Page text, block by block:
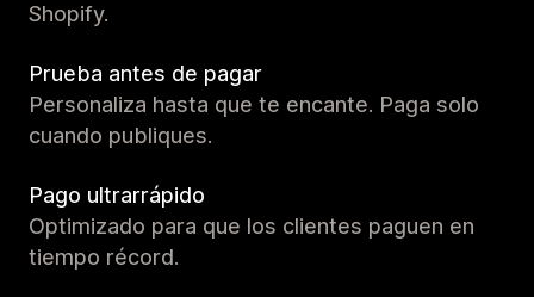
Shopify.
Prueba antes de pagar
Personaliza hasta que te encante. Paga solo
cuando publiques.
Pago ultrarrápido
Optimizado para que los clientes paguen en
tiempo récord.